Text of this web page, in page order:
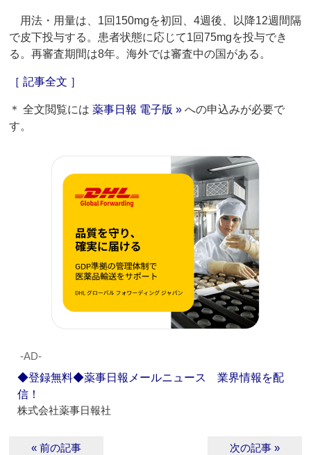
用法・用量は、1回150mgを初回、4週後、以降12週間隔
で皮下投与する。患者状態に応じて1回75mgを投与でき
る。再審査期間は8年。海外では審査中の国がある。
［ 記事全文 ］
＊ 全文閲覧には薬事日報 電子版 » への申込みが必要で
す。
‐AD‐
◆登録無料◆薬事日報メールニュース 業界情報を配
信！
株式会社薬事日報社
« 前の記事 次の記事 »